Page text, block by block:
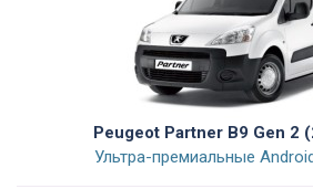
Peugeot Partner B9 Gen 2
Ультра-премиальные